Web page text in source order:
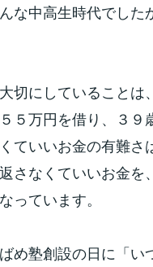
な中高生時代でし
切にしていることは
５万円を借り、３９
ていいお金の有難さ
さなくていいお金
っています。
め塾創設の日に「い